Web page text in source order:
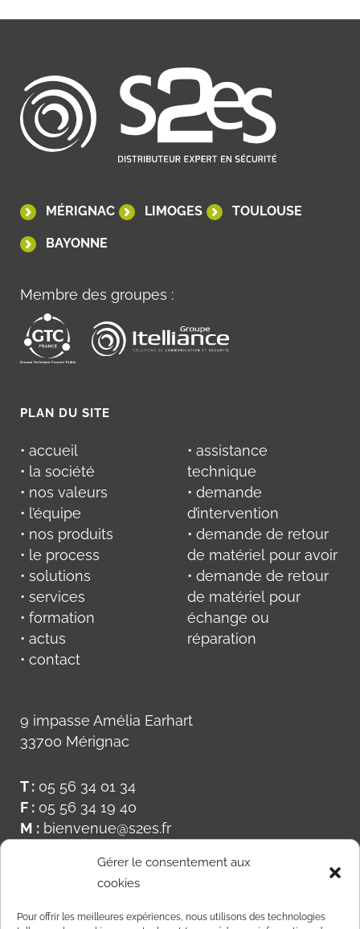
Gérer le consentement aux
cookies
Pour offrir les meilleures expériences, nous utilisons des technologies
MÉRIGNAC LIMOGES TOULOUSE
BAYONNE
Membre des groupes :
PLAN DU SITE
• accueil
• la société
• nos valeurs
• l’équipe
• nos produits
• le process
• solutions
• services
• formation
• actus
• contact
• assistance
technique
• demande
d’intervention
• demande de retour
de matériel pour avoir
• demande de retour
de matériel pour
échange ou
réparation
9 impasse Amélia Earhart
33700 Mérignac
T : 05 56 34 01 34
F : 05 56 34 19 40
M : bienvenue@s2es.fr